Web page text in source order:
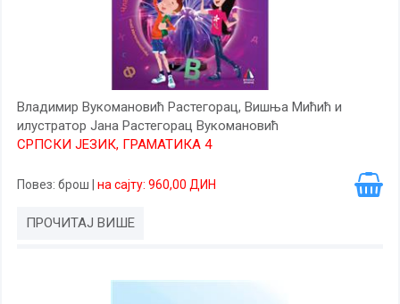
Владимир Вукомановић Растегорац, Вишња Мићић и
илустратор Јана Растегорац Вукомановић
СРПСКИ ЈЕЗИК, ГРАМАТИКА 4
Повез: брош на сајту: 960,00 ДИН
ПРОЧИТАЈ ВИШЕ